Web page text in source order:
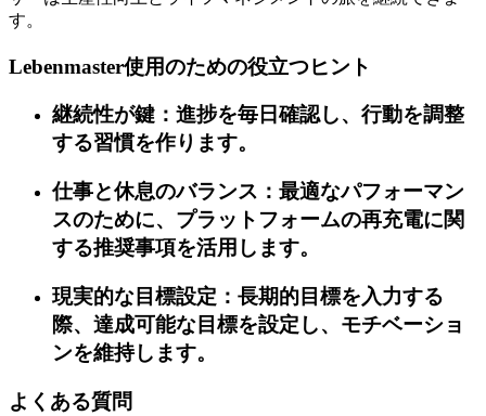
す。
Lebenmaster使用のための役立つヒント
継続性が鍵：進捗を毎日確認し、行動を調整
する習慣を作ります。
仕事と休息のバランス：最適なパフォーマン
スのために、プラットフォームの再充電に関
する推奨事項を活用します。
現実的な目標設定：長期的目標を入力する
際、達成可能な目標を設定し、モチベーショ
ンを維持します。
よくある質問